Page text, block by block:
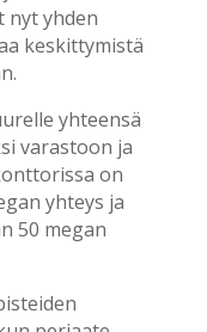
nyt yhden
keskittymistä
yhteensä
varastoon ja
on
yhteys ja
50 megan